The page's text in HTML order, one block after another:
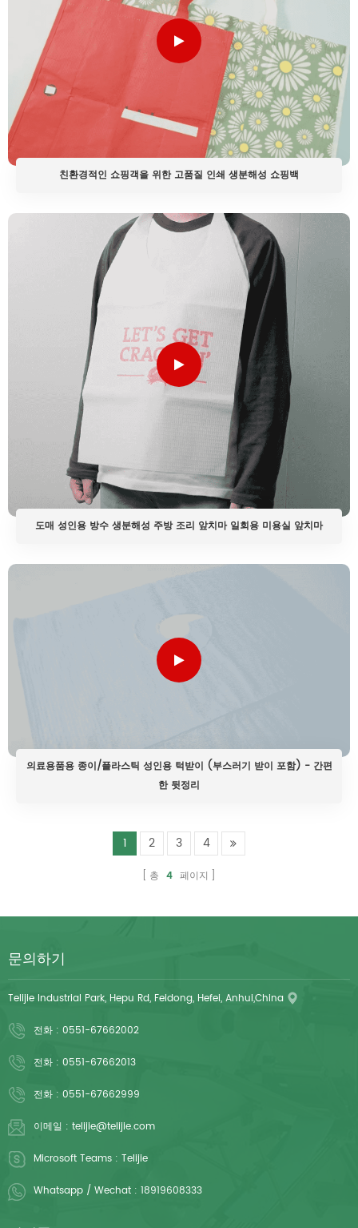
친환경적인 쇼핑객을 위한 고품질 인쇄 생분해성 쇼핑백
도매 성인용 방수 생분해성 주방 조리 앞치마 일회용 미용실 앞치마
의료용품용 종이/플라스틱 성인용 턱받이 (부스러기 받이 포함) - 간편
한 뒷정리
1 2 3 4
총 4 페이지
문의하기
Telijie Industrial Park, Hepu Rd, Feidong, Hefei, Anhui,China
전화 : 0551-67662002
전화 : 0551-67662013
전화 : 0551-67662999
이메일 : telijie@telijie.com
Microsoft Teams : Telijie
Whatsapp / Wechat : 18919608333